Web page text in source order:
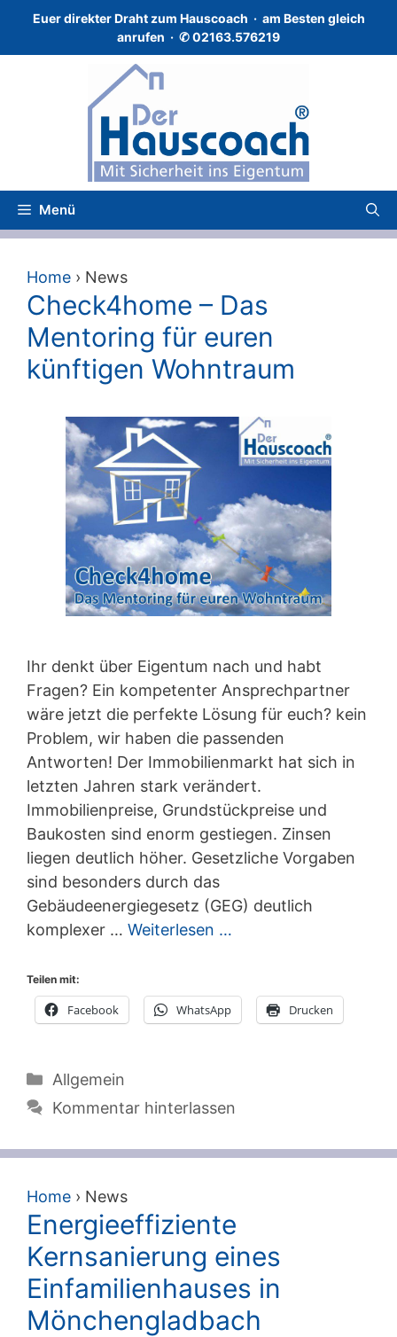
springen
Euer direkter Draht zum Hauscoach · am Besten gleich
anrufen · ✆02163.576219
Menü
Home › News
Check4home – Das
Mentoring für euren
künftigen Wohntraum
Ihr denkt über Eigentum nach und habt
Fragen? Ein kompetenter Ansprechpartner
wäre jetzt die perfekte Lösung für euch? kein
Problem, wir haben die passenden
Antworten! Der Immobilienmarkt hat sich in
letzten Jahren stark verändert.
Immobilienpreise, Grundstückpreise und
Baukosten sind enorm gestiegen. Zinsen
liegen deutlich höher. Gesetzliche Vorgaben
sind besonders durch das
Gebäudeenergiegesetz (GEG) deutlich
komplexer … Weiterlesen …
Teilen mit:
Facebook WhatsApp Drucken
Kategorien
Allgemein
Kommentar hinterlassen
Home › News
Energieeffiziente
Kernsanierung eines
Einfamilienhauses in
Mönchengladbach